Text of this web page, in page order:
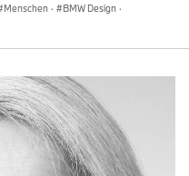
Menschen · BMW Design ·